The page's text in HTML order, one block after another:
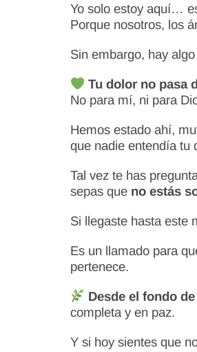
Yo solo estoy aquí…
Porque nosotros, los
Sin embargo, hay
Tu dolor no pasa
No para mí, ni para
Hemos estado ahí,
que nadie entendía tu
Tal vez te has
sepas que no estás
Si llegaste hasta este
Es un llamado para
pertenece.
Desde el fondo
completa y en paz.
Y si hoy sientes que